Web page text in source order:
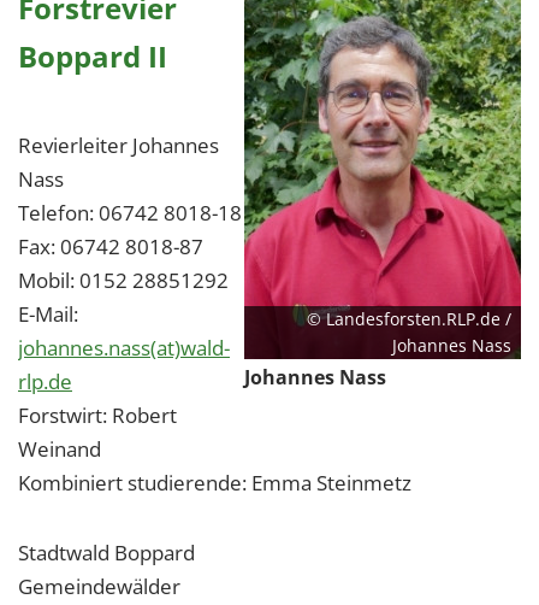
© Landesforsten.RLP.de /
Johannes Nass
Johannes Nass
Boppard II
Revierleiter Johannes
Nass
Telefon: 06742 8018-18
Fax: 06742 8018-87
Mobil: 0152 28851292
E-Mail:
johannes.nass(at)wald-
rlp.de
Forstwirt: Robert
Weinand
Kombiniert studierende: Emma Steinmetz
Stadtwald Boppard
Gemeindewälder